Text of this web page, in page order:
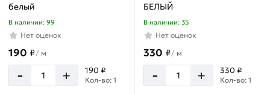
белый
В наличии: 99
Нет оценок
190 ₽/ м
- + 190 ₽
Кол-во: 1
БЕЛЫЙ
В наличии: 35
Нет оценок
330 ₽/ м
- + 330 ₽
Кол-во: 1